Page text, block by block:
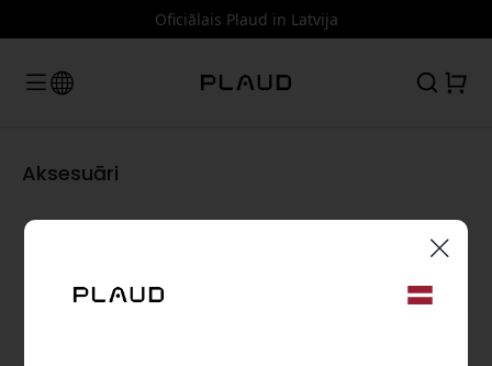
Oficiālais Plaud in Latvija
Aksesuāri
🎉 Jūsu atlaižu kods: